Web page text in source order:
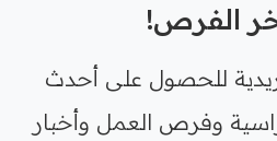
الفرص!
للحصول على أحدث
وفرص العمل وأخبار